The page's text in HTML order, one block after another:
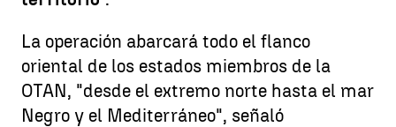
La operación abarcará todo el flanco
oriental de los estados miembros de la
OTAN, "desde el extremo norte hasta el mar
Negro y el Mediterráneo", señaló